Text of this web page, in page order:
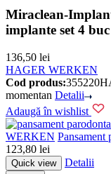
Miraclean-
implante set 4
136,50 lei
HAGER WERKEN
Cod produs:
momentan Detalii
Adaugă în wishlist
WERKEN Pansament
123,80 lei
Quick view Detalii